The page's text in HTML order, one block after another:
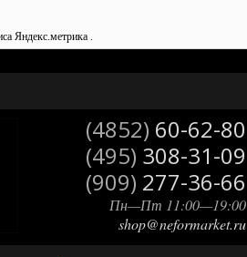
Яндекс.метрика .
(4852) 60-62-80
(495) 308-31-09
(909) 277-36-66
Пн—Пт 11:00—19:00
shop@neformarket.ru